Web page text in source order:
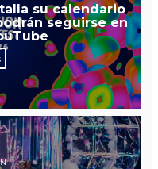
su calendario
seguirse en